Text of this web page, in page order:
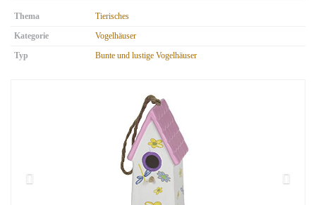
Thema
Tierisches
Kategorie
Vogelhäuser
Typ
Bunte und lustige Vogelhäuser